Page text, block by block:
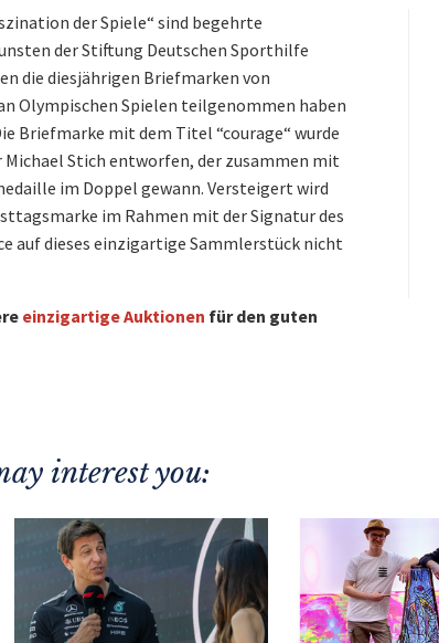
der Spiele“ sind begehrte
der Stiftung Deutschen Sporthilfe
die diesjährigen Briefmarken von
Olympischen Spielen teilgenommen haben
Briefmarke mit dem Titel “courage“ wurde
Stich entworfen, der zusammen mit
im Doppel gewann. Versteigert wird
im Rahmen mit der Signatur des
auf dieses einzigartige Sammlerstück nicht
einzigartige Auktionen für den guten
interest you: